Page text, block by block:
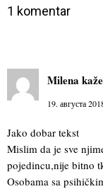
1 komentar
Milena kaže
19. августа
Jako dobar tekst
Mislim da je sve
pojedincu,nije bitno
Osobama sa